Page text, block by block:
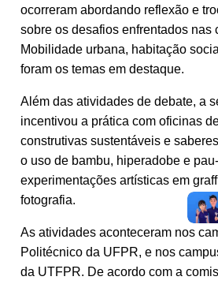
ocorreram abordando reflexão e
sobre os desafios enfrentados nas
Mobilidade urbana, habitação
foram os temas em destaque.
Além das atividades de debate, a
incentivou a prática com oficinas
construtivas sustentáveis e
o uso de bambu, hiperadobe e
experimentações artísticas em
fotografia.
As atividades aconteceram nos
Politécnico da UFPR, e nos
da UTFPR. De acordo com a